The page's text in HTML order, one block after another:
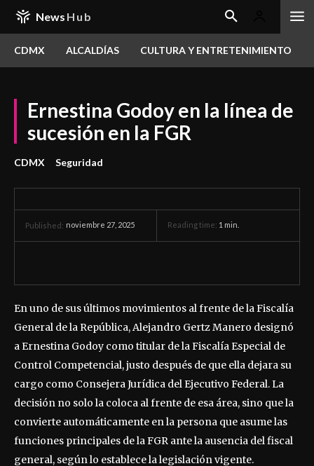
News Hub
CDMX ALCALDÍAS CULTURA Y ENTRETENIMIENTO
Ernestina Godoy en la línea de
sucesión en la FGR
CDMX Seguridad
Published: noviembre 27, 2025 Reading time: 1 min.
En uno de sus últimos movimientos al frente de la Fiscalía
General de la República, Alejandro Gertz Manero designó
a Ernestina Godoy como titular de la Fiscalía Especial de
Control Competencial, justo después de que ella dejara su
cargo como Consejera Jurídica del Ejecutivo Federal. La
decisión no solo la coloca al frente de esa área, sino que la
convierte automáticamente en la persona que asume las
funciones principales de la FGR ante la ausencia del fiscal
general, según lo establece la legislación vigente.